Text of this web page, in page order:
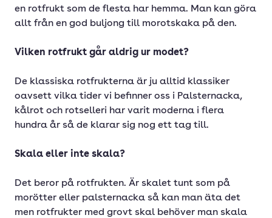
en rotfrukt som de flesta har hemma. Man kan göra
allt från en god buljong till morotskaka på den.
Vilken rotfrukt går aldrig ur modet?
De klassiska rotfrukterna är ju alltid klassiker
oavsett vilka tider vi befinner oss i Palsternacka,
kålrot och rotselleri har varit moderna i flera
hundra år så de klarar sig nog ett tag till.
Skala eller inte skala?
Det beror på rotfrukten. Är skalet tunt som på
morötter eller palsternacka så kan man äta det
men rotfrukter med grovt skal behöver man skala